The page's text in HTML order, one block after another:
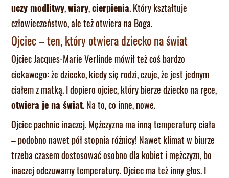
uczy modlitwy,wiary,cierpienia. Który kształtuje
człowieczeństwo, ale też otwiera na Boga.
Ojciec – ten, który otwiera dziecko na świat
Ojciec Jacques-Marie Verlinde mówił też coś bardzo
ciekawego: że dziecko, kiedy się rodzi, czuje, że jest jednym
ciałem z matką. I dopiero ojciec, który bierze dziecko na ręce,
otwiera je na świat. Na to, co inne, nowe.
Ojciec pachnie inaczej. Mężczyzna ma inną temperaturę ciała
– podobno nawet pół stopnia różnicy! Nawet klimat w biurze
trzeba czasem dostosować osobno dla kobiet i mężczyzn, bo
inaczej odczuwamy temperaturę. Ojciec ma też inny głos. I